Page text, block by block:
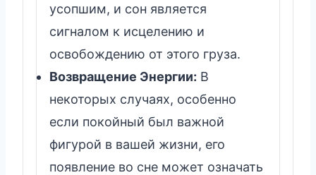
усопшим, и сон является
сигналом к исцелению и
освобождению от этого груза.
Возвращение Энергии: В
некоторых случаях, особенно
если покойный был важной
фигурой в вашей жизни, его
появление во сне может означать